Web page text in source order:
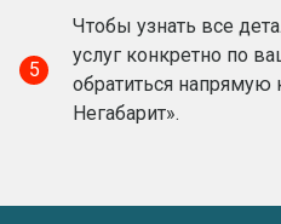
5
Чтобы узнать все
услуг конкретно по
обратиться
Негабарит».